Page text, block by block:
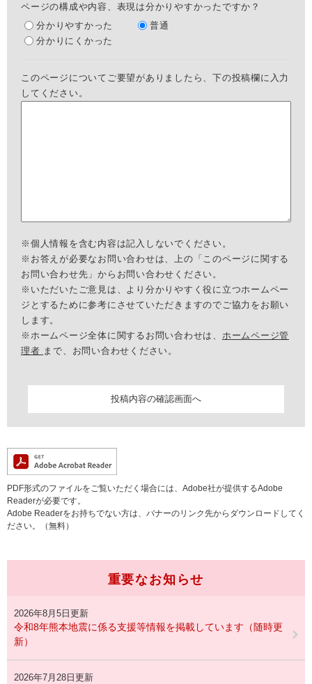
ページの構成や内容、表現は分かりやすかったですか？
分かりやすかった
普通
分かりにくかった
このページについてご要望がありましたら、下の投稿欄に入力
してください。
※個人情報を含む内容は記入しないでください。
※お答えが必要なお問い合わせは、上の「このページに関する
お問い合わせ先」からお問い合わせください。
※いただいたご意見は、より分かりやすく役に立つホームペー
ジとするために参考にさせていただきますのでご協力をお願い
します。
※ホームページ全体に関するお問い合わせは、 ホームページ管
理者 まで、お問い合わせください。
PDF形式のファイルをご覧いただく場合には、Adobe社が提供するAdobe
Readerが必要です。
Adobe Readerをお持ちでない方は、バナーのリンク先からダウンロードしてく
ださい。（無料）
重要なお知らせ
2026年8月5日更新
令和8年熊本地震に係る支援等情報を掲載しています（随時更
新）
2026年7月28日更新